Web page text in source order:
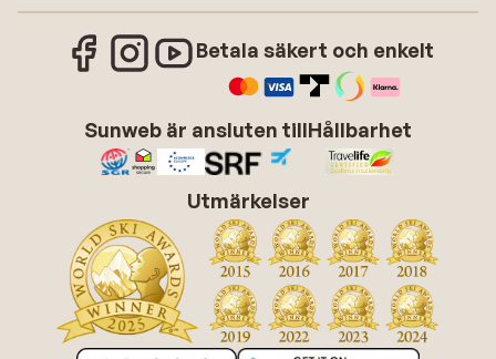
Betala säkert och enkelt
Sunweb är ansluten tillHållbarhet
Utmärkelser